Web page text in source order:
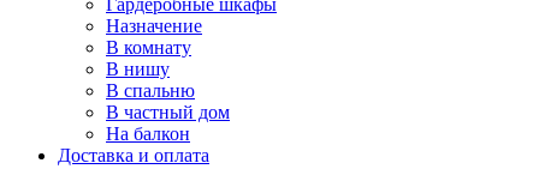
Гардеробные шкафы
Назначение
В комнату
В нишу
В спальню
В частный дом
На балкон
Доставка и оплата